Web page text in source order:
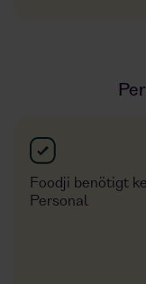
Foodji benötigt
Personal